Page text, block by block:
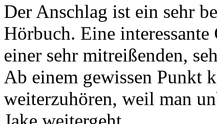
Der Anschlag ist ein sehr
Hörbuch. Eine
einer sehr mitreißenden,
Ab einem gewissen Punkt
weiterzuhören, weil man